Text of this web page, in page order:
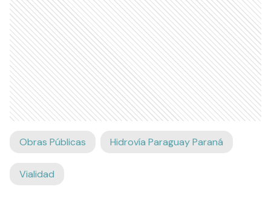
Obras Públicas Hidrovía Paraguay Paraná
Vialidad